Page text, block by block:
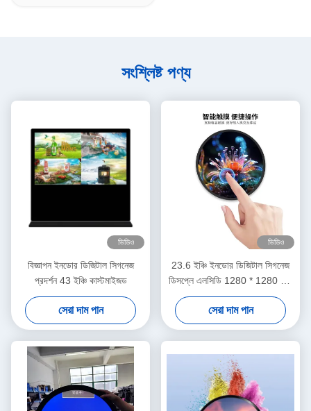
সংশ্লিষ্ট পণ্য
ভিডিও
বিজ্ঞাপন ইনডোর ডিজিটাল সিগনেজ
প্রদর্শন 43 ইঞ্চি কাস্টমাইজড
সেরা দাম পান
ভিডিও
23.6 ইঞ্চি ইনডোর ডিজিটাল সিগনেজ
ডিসপ্লে এলসিডি 1280 * 1280 স্মার্ট
রাউন্ড এইচডিএমআই মনিটর
সেরা দাম পান